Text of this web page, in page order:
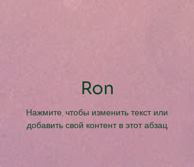
Ron
Нажмите, чтобы изменить текст или
добавить свой контент в этот абзац.